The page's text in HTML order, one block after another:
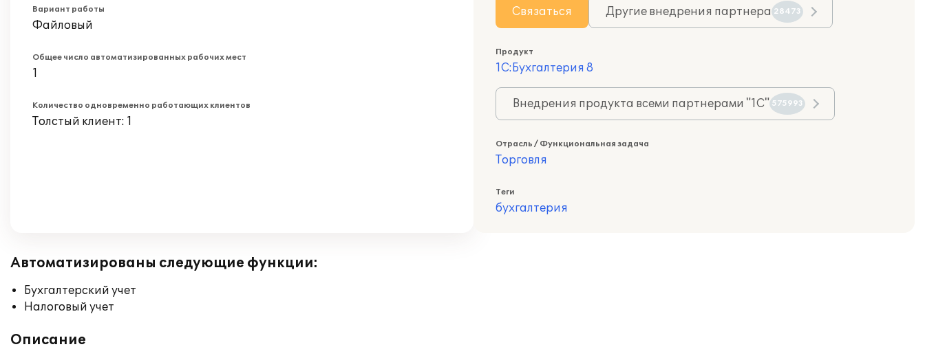
Вариант работы
Файловый
Общее число автоматизированных рабочих мест
1
Количество одновременно работающих клиентов
Толстый клиент: 1
Связаться Другие внедрения партнера 28473
Продукт
1С:Бухгалтерия 8
Внедрения продукта всеми партнерами "1С" 575993
Отрасль / Функциональная задача
Торговля
Теги
бухгалтерия
Автоматизированы следующие функции:
Бухгалтерский учет
Налоговый учет
Описание